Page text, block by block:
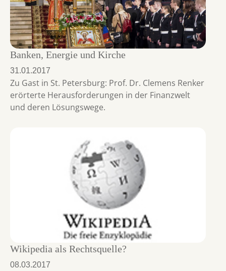
Banken, Energie und Kirche
31.01.2017
Zu Gast in St. Petersburg: Prof. Dr. Clemens Renker
erörterte Herausforderungen in der Finanzwelt
und deren Lösungswege.
Wikipedia als Rechtsquelle?
08.03.2017